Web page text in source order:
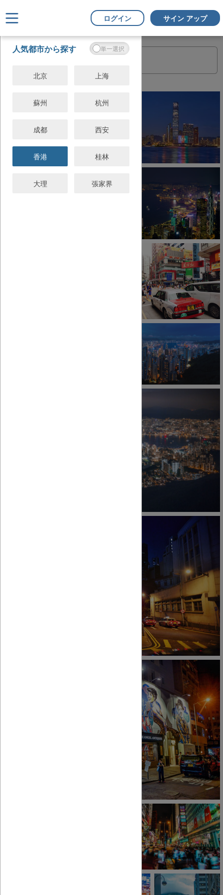
ログイン サイン アップ
フ
ィ
すべてクリ
ア
人気都市から探す
北京 上海
蘇州 杭州
成都 西安
香港 桂林
大理 張家界